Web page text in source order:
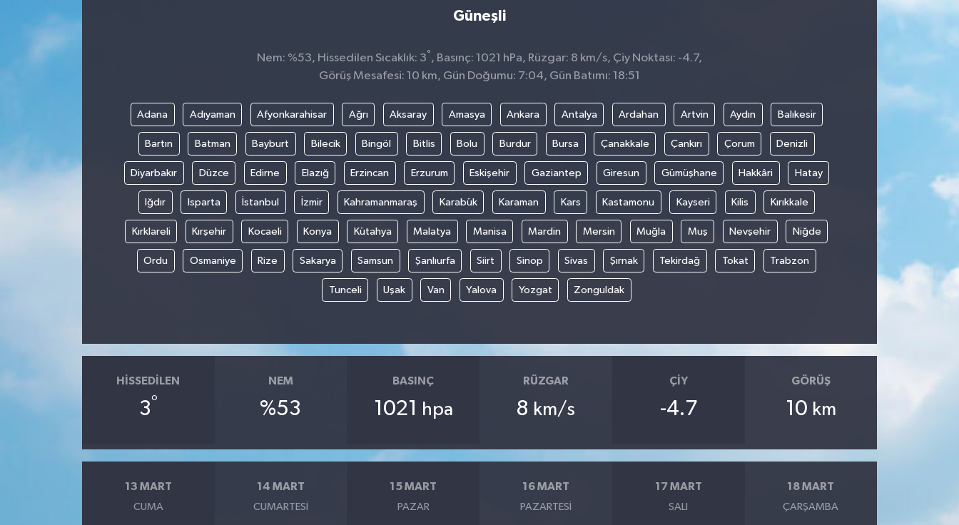
Güneşli
Nem: %53, Hissedilen Sıcaklık: 3° , Basınç: 1021 hPa, Rüzgar: 8 km/s, Çiy Noktası: -4.7,
Görüş Mesafesi: 10 km, Gün Doğumu: 7:04, Gün Batımı: 18:51
Adana Adıyaman Afyonkarahisar Ağrı Aksaray Amasya Ankara Antalya Ardahan Artvin Aydın Balıkesir
Bartın Batman Bayburt Bilecik Bingöl Bitlis Bolu Burdur Bursa Çanakkale Çankırı Çorum Denizli
Diyarbakır Düzce Edirne Elazığ Erzincan Erzurum Eskişehir Gaziantep Giresun Gümüşhane Hakkâri Hatay
Iğdır Isparta İstanbul İzmir Kahramanmaraş Karabük Karaman Kars Kastamonu Kayseri Kilis Kırıkkale
Kırklareli Kırşehir Kocaeli Konya Kütahya Malatya Manisa Mardin Mersin Muğla Muş Nevşehir Niğde
Ordu Osmaniye Rize Sakarya Samsun Şanlıurfa Siirt Sinop Sivas Şırnak Tekirdağ Tokat Trabzon
Tunceli Uşak Van Yalova Yozgat Zonguldak
HISSEDILEN
3°
NEM
%53
BASINÇ
1021 hpa
RÜZGAR
8 km/s
ÇIY
-4.7
GÖRÜŞ
10 km
13 MART
CUMA
14 MART
CUMARTESI
15 MART
PAZAR
16 MART
PAZARTESI
17 MART
SALI
18 MART
ÇARŞAMBA
SİYASET